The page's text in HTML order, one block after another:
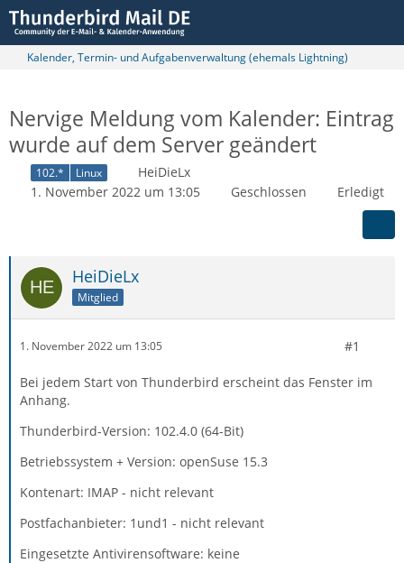
Kalender, Termin- und Aufgabenverwaltung (ehemals Lightning)
Nervige Meldung vom Kalender: Eintrag
wurde auf dem Server geändert
102.* Linux
HeiDieLx
1. November 2022 um 13:05
Geschlossen Erledigt
HeiDieLx
Mitglied
1. November 2022 um 13:05 #1
Bei jedem Start von Thunderbird erscheint das Fenster im
Anhang.
Thunderbird-Version: 102.4.0 (64-Bit)
Betriebssystem + Version: openSuse 15.3
Kontenart: IMAP - nicht relevant
Postfachanbieter: 1und1 - nicht relevant
Eingesetzte Antivirensoftware: keine